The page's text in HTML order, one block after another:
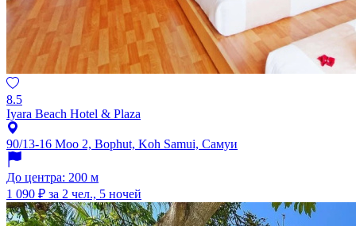
8.5
Iyara Beach Hotel & Plaza
90/13-16 Moo 2, Bophut, Koh Samui, Самуи
До центра: 200 м
1 090 ₽ за 2 чел., 5 ночей